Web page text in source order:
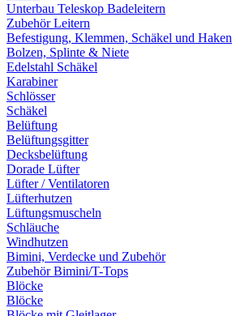
Unterbau Teleskop Badeleitern
Zubehör Leitern
Befestigung, Klemmen, Schäkel und Haken
Bolzen, Splinte & Niete
Edelstahl Schäkel
Karabiner
Schlösser
Schäkel
Belüftung
Belüftungsgitter
Decksbelüftung
Dorade Lüfter
Lüfter / Ventilatoren
Lüfterhutzen
Lüftungsmuscheln
Schläuche
Windhutzen
Bimini, Verdecke und Zubehör
Zubehör Bimini/T-Tops
Blöcke
Blöcke